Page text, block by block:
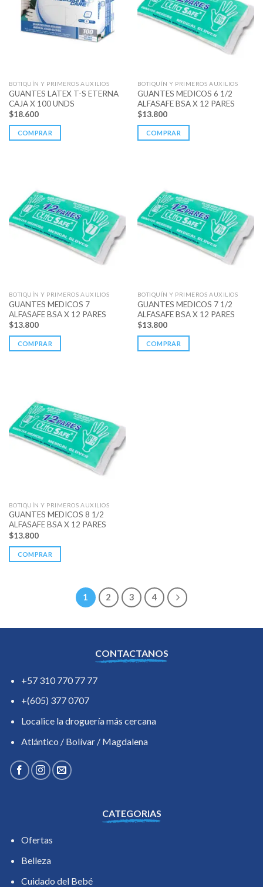
BOTIQUÍN Y PRIMEROS AUXILIOS
GUANTES LATEX T-S ETERNA
CAJA X 100 UNDS
$18.600
COMPRAR
BOTIQUÍN Y PRIMEROS AUXILIOS
GUANTES MEDICOS 6 1/2
ALFASAFE BSA X 12 PARES
$13.800
COMPRAR
BOTIQUÍN Y PRIMEROS AUXILIOS
GUANTES MEDICOS 7
ALFASAFE BSA X 12 PARES
$13.800
COMPRAR
BOTIQUÍN Y PRIMEROS AUXILIOS
GUANTES MEDICOS 7 1/2
ALFASAFE BSA X 12 PARES
$13.800
COMPRAR
BOTIQUÍN Y PRIMEROS AUXILIOS
GUANTES MEDICOS 8 1/2
ALFASAFE BSA X 12 PARES
$13.800
COMPRAR
1 2 3 4
CONTACTANOS
+57 310 770 77 77
+(605) 377 0707
Localice la droguería más cercana
Atlántico / Bolívar / Magdalena
CATEGORIAS
Ofertas
Belleza
Cuidado del Bebé